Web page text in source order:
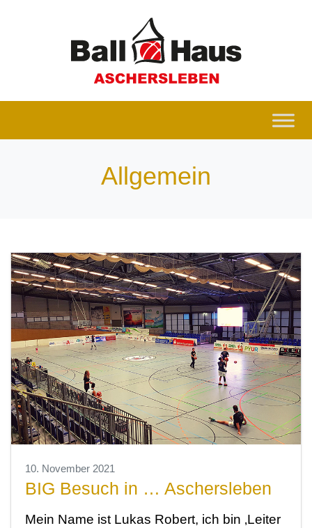
Allgemein
10. November 2021
BIG Besuch in … Aschersleben
Mein Name ist Lukas Robert, ich bin ‚Leiter